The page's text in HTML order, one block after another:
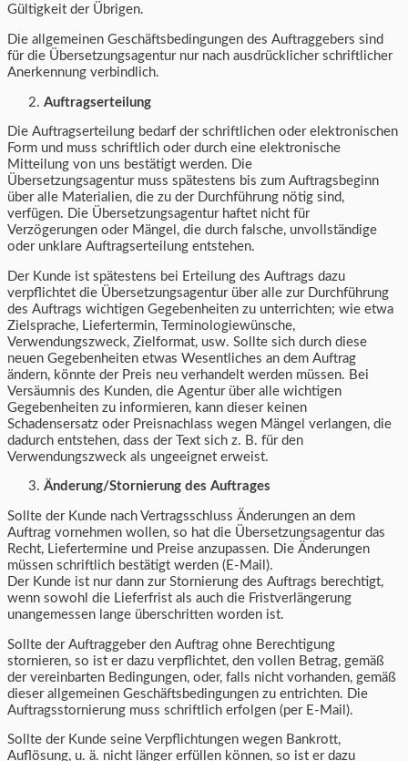
Gültigkeit der Übrigen.
Die allgemeinen Geschäftsbedingungen des Auftraggebers sind
für die Übersetzungsagentur nur nach ausdrücklicher schriftlicher
Anerkennung verbindlich.
Auftragserteilung
Die Auftragserteilung bedarf der schriftlichen oder elektronischen
Form und muss schriftlich oder durch eine elektronische
Mitteilung von uns bestätigt werden. Die
Übersetzungsagentur muss spätestens bis zum Auftragsbeginn
über alle Materialien, die zu der Durchführung nötig sind,
verfügen. Die Übersetzungsagentur haftet nicht für
Verzögerungen oder Mängel, die durch falsche, unvollständige
oder unklare Auftragserteilung entstehen.
Der Kunde ist spätestens bei Erteilung des Auftrags dazu
verpflichtet die Übersetzungsagentur über alle zur Durchführung
des Auftrags wichtigen Gegebenheiten zu unterrichten; wie etwa
Zielsprache, Liefertermin, Terminologiewünsche,
Verwendungszweck, Zielformat, usw. Sollte sich durch diese
neuen Gegebenheiten etwas Wesentliches an dem Auftrag
ändern, könnte der Preis neu verhandelt werden müssen. Bei
Versäumnis des Kunden, die Agentur über alle wichtigen
Gegebenheiten zu informieren, kann dieser keinen
Schadensersatz oder Preisnachlass wegen Mängel verlangen, die
dadurch entstehen, dass der Text sich z. B. für den
Verwendungszweck als ungeeignet erweist.
Änderung/Stornierung des Auftrages
Sollte der Kunde nach Vertragsschluss Änderungen an dem
Auftrag vornehmen wollen, so hat die Übersetzungsagentur das
Recht, Liefertermine und Preise anzupassen. Die Änderungen
müssen schriftlich bestätigt werden (E-Mail).
Der Kunde ist nur dann zur Stornierung des Auftrags berechtigt,
wenn sowohl die Lieferfrist als auch die Fristverlängerung
unangemessen lange überschritten worden ist.
Sollte der Auftraggeber den Auftrag ohne Berechtigung
stornieren, so ist er dazu verpflichtet, den vollen Betrag, gemäß
der vereinbarten Bedingungen, oder, falls nicht vorhanden, gemäß
dieser allgemeinen Geschäftsbedingungen zu entrichten. Die
Auftragsstornierung muss schriftlich erfolgen (per E-Mail).
Sollte der Kunde seine Verpflichtungen wegen Bankrott,
Auflösung, u. ä. nicht länger erfüllen können, so ist er dazu